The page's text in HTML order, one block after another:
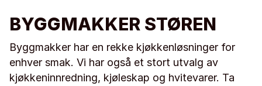
BYGGMAKKER STØREN
Byggmakker har en rekke kjøkkenløsninger for
enhver smak. Vi har også et stort utvalg av
kjøkkeninnredning, kjøleskap og hvitevarer. Ta